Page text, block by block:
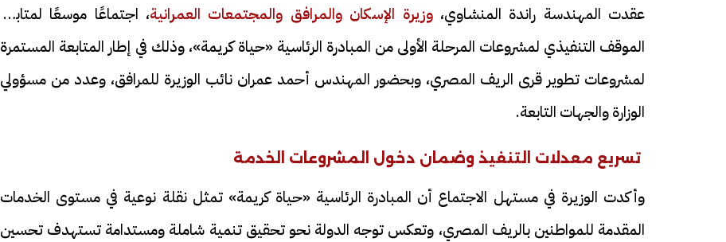
عقدت المهندسة راندة المنشاوي،وزيرة الإسكان والمرافق والمجتمعات العمرانية، اجتماعًا موسعًا لمتابعة
الموقف التنفيذي لمشروعات المرحلة الأولى من المبادرة الرئاسية «حياة كريمة»، وذلك في إطار المتابعة المستمرة
لمشروعات تطوير قرى الريف المصري، وبحضور المهندس أحمد عمران نائب الوزيرة للمرافق، وعدد من مسؤولي
الوزارة والجهات التابعة.
تسريع معدلات التنفيذ وضمان دخول المشروعات الخدمة
وأكدت الوزيرة في مستهل الاجتماع أن المبادرة الرئاسية «حياة كريمة» تمثل نقلة نوعية في مستوى الخدمات
المقدمة للمواطنين بالريف المصري، وتعكس توجه الدولة نحو تحقيق تنمية شاملة ومستدامة تستهدف تحسين